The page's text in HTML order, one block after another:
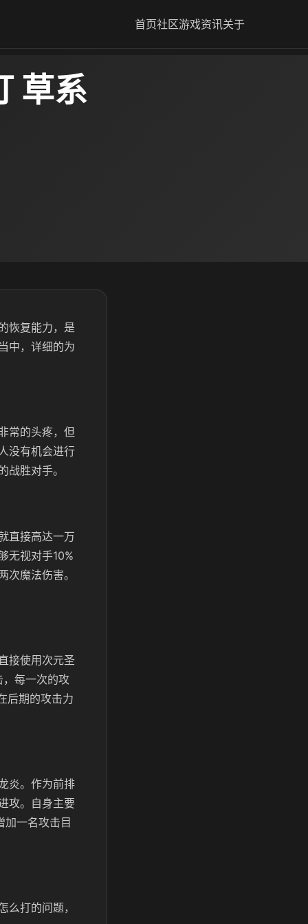
首页社区游戏资讯关于
草系
恢复能力，是
中，详细的为
常的头疼，但
没有机会进行
胜对手。
直接高达一万
无视对手10%
魔法伤害。
接使用次元圣
每一次的攻
后期的攻击力
炎。作为前排
攻。自身主要
一名攻击目
打的问题，